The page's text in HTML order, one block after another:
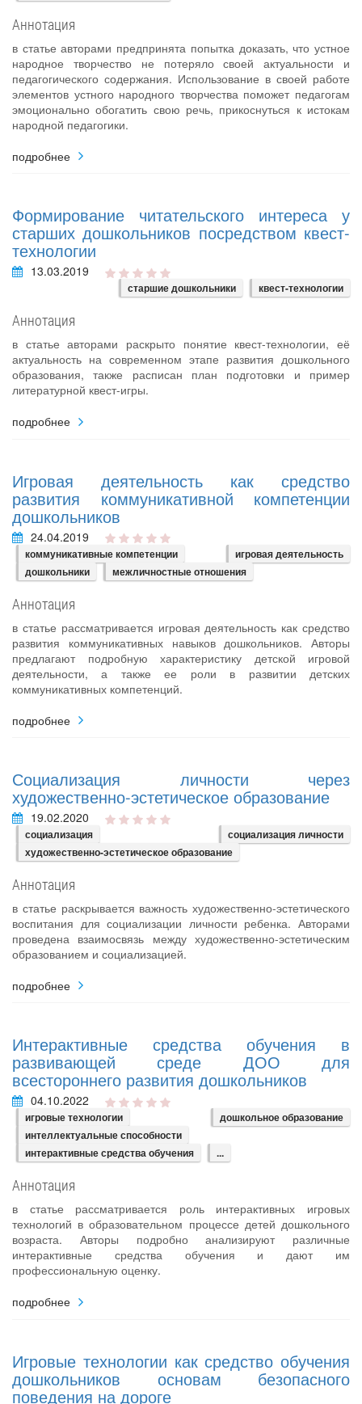
Аннотация
в статье авторами предпринята попытка доказать, что устное
народное творчество не потеряло своей актуальности и
педагогического содержания. Использование в своей работе
элементов устного народного творчества поможет педагогам
эмоционально обогатить свою речь, прикоснуться к истокам
народной педагогики.
подробнее
Формирование читательского интереса у
старших дошкольников посредством квест-
технологии
13.03.2019
старшие дошкольники квест-технологии
Аннотация
в статье авторами раскрыто понятие квест-технологии, её
актуальность на современном этапе развития дошкольного
образования, также расписан план подготовки и пример
литературной квест-игры.
подробнее
Игровая деятельность как средство
развития коммуникативной компетенции
дошкольников
24.04.2019
коммуникативные компетенции
игровая деятельность
дошкольники
межличностные отношения
Аннотация
в статье рассматривается игровая деятельность как средство
развития коммуникативных навыков дошкольников. Авторы
предлагают подробную характеристику детской игровой
деятельности, а также ее роли в развитии детских
коммуникативных компетенций.
подробнее
Социализация личности через
художественно-эстетическое образование
19.02.2020
социализация
социализация личности
художественно-эстетическое образование
Аннотация
в статье раскрывается важность художественно-эстетического
воспитания для социализации личности ребенка. Авторами
проведена взаимосвязь между художественно-эстетическим
образованием и социализацией.
подробнее
Интерактивные средства обучения в
развивающей среде ДОО для
всестороннего развития дошкольников
04.10.2022
игровые технологии
дошкольное образование
интеллектуальные способности
интерактивные средства обучения
...
Аннотация
в статье рассматривается роль интерактивных игровых
технологий в образовательном процессе детей дошкольного
возраста. Авторы подробно анализируют различные
интерактивные средства обучения и дают им
профессиональную оценку.
подробнее
Игровые технологии как средство обучения
дошкольников основам безопасного
поведения на дороге